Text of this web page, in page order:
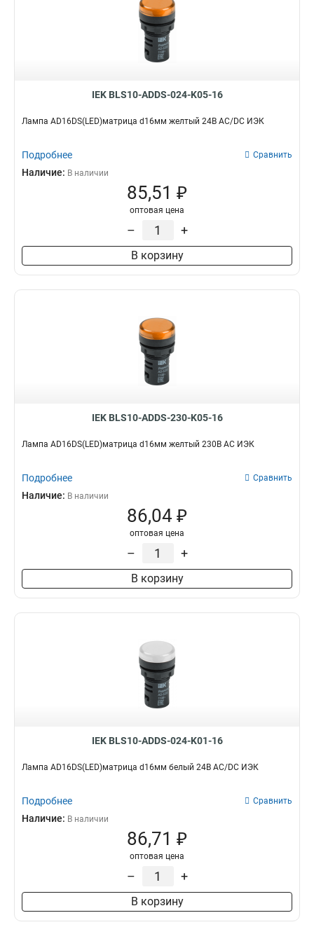
РPВВ-30N
APВВ-22N
ENR-22 0
AD16DSLEDматрица
AD22DSLEDматрица
IEK BLS10-ADDS-024-K05-16
Лампа AD16DS(LED)матрица d16мм желтый 24В AC/DC ИЭК
Подробнее Сравнить
Наличие: В наличии
85,51 ₽
оптовая цена
– +
В корзину
IEK BLS10-ADDS-230-K05-16
Лампа AD16DS(LED)матрица d16мм желтый 230В AC ИЭК
Подробнее Сравнить
Наличие: В наличии
86,04 ₽
оптовая цена
– +
В корзину
IEK BLS10-ADDS-024-K01-16
Лампа AD16DS(LED)матрица d16мм белый 24В AC/DC ИЭК
Подробнее Сравнить
Наличие: В наличии
86,71 ₽
оптовая цена
– +
В корзину